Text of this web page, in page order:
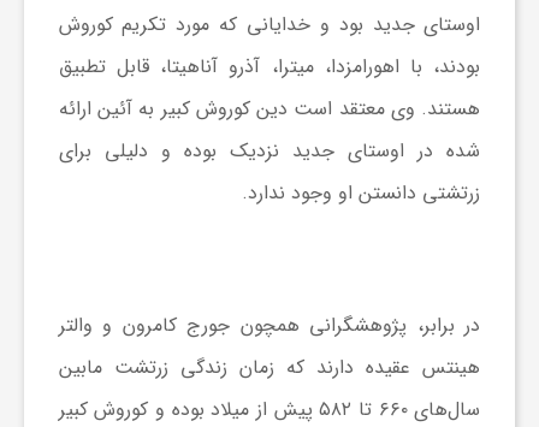
اوستای جدید بود و خدایانی که مورد تکریم کوروش
بودند، با اهورامزدا، میترا، آذرو آناهیتا، قابل تطبیق
هستند. وی معتقد است دین کوروش کبیر به آئین ارائه
‏شده در اوستای جدید نزدیک‏ بوده و دلیلی برای
زرتشتی دانستن او وجود ندارد.
در برابر، پژوهشگرانی همچون جورج کامرون و والتر
هینتس عقیده دارند که زمان زندگی زرتشت مابین
سال‌های ۶۶۰ تا ۵۸۲ پیش از میلاد بوده و کوروش کبیر